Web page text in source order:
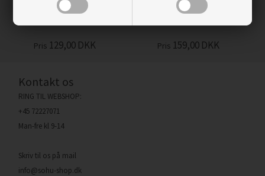
FLAG BEIGE/STRIBER H:
Pris 129,00 DKK
FLAG LYS/PRIKKER H:
Pris 159,00 DKK
Kontakt os
RING TIL WEBSHOP:
+45 72227071
Man-fre kl 9-14
Skriv til os på mail
info@sohu-shop.dk